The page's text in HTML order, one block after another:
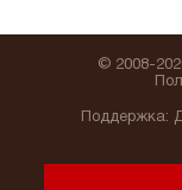
Поддержка:
© 2008-